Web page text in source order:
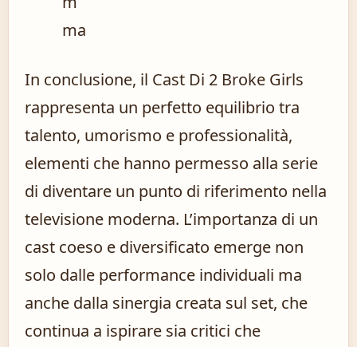
ma
In conclusione, il Cast Di 2 Broke Girls
rappresenta un perfetto equilibrio tra
talento, umorismo e professionalità,
elementi che hanno permesso alla serie
di diventare un punto di riferimento nella
televisione moderna. L’importanza di un
cast coeso e diversificato emerge non
solo dalle performance individuali ma
anche dalla sinergia creata sul set, che
continua a ispirare sia critici che